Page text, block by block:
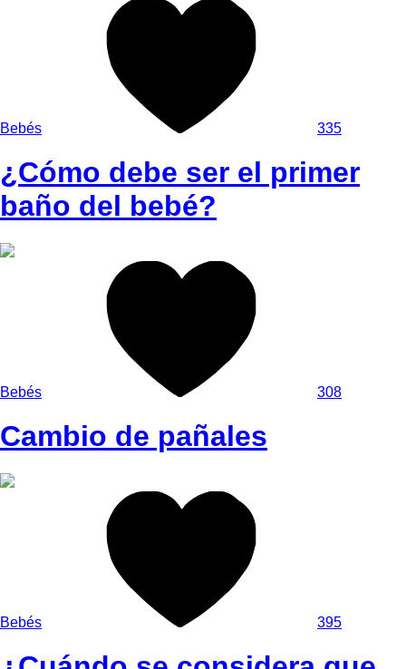
Bebés 335
¿Cómo debe ser el primer
baño del bebé?
Bebés 308
Cambio de pañales
Bebés 395